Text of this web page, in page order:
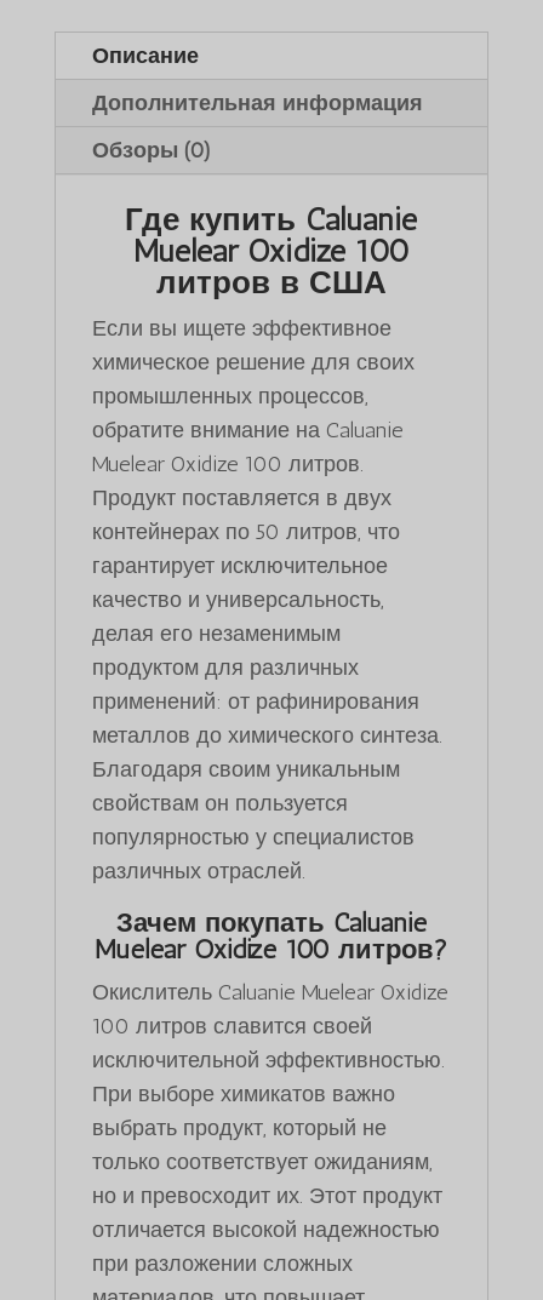
Описание
Дополнительная информация
Обзоры (0)
Где купить Caluanie
Muelear Oxidize 100
литров в США
Если вы ищете эффективное
химическое решение для своих
промышленных процессов,
обратите внимание на Caluanie
Muelear Oxidize 100 литров.
Продукт поставляется в двух
контейнерах по 50 литров, что
гарантирует исключительное
качество и универсальность,
делая его незаменимым
продуктом для различных
применений: от рафинирования
металлов до химического синтеза.
Благодаря своим уникальным
свойствам он пользуется
популярностью у специалистов
различных отраслей.
Зачем покупать Caluanie
Muelear Oxidize 100 литров?
Окислитель Caluanie Muelear Oxidize
100 литров славится своей
исключительной эффективностью.
При выборе химикатов важно
выбрать продукт, который не
только соответствует ожиданиям,
но и превосходит их. Этот продукт
отличается высокой надежностью
при разложении сложных